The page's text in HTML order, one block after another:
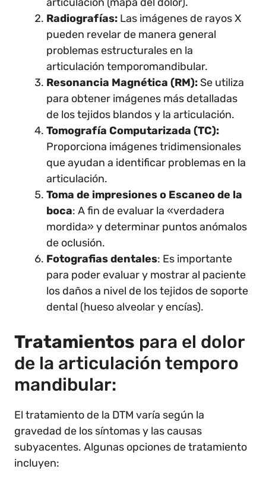
articulación (mapa del dolor).
Radiografías: Las imágenes de rayos X
pueden revelar de manera general
problemas estructurales en la
articulación temporomandibular.
Resonancia Magnética (RM): Se utiliza
para obtener imágenes más detalladas
de los tejidos blandos y la articulación.
Tomografía Computarizada (TC):
Proporciona imágenes tridimensionales
que ayudan a identificar problemas en la
articulación.
Toma de impresiones o Escaneo de la
boca: A fin de evaluar la «verdadera
mordida» y determinar puntos anómalos
de oclusión.
Fotografias dentales: Es importante
para poder evaluar y mostrar al paciente
los daños a nivel de los tejidos de soporte
dental (hueso alveolar y encías).
Tratamientos para el dolor
de la articulación temporo
mandibular:
El tratamiento de la DTM varía según la
gravedad de los síntomas y las causas
subyacentes. Algunas opciones de tratamiento
incluyen: